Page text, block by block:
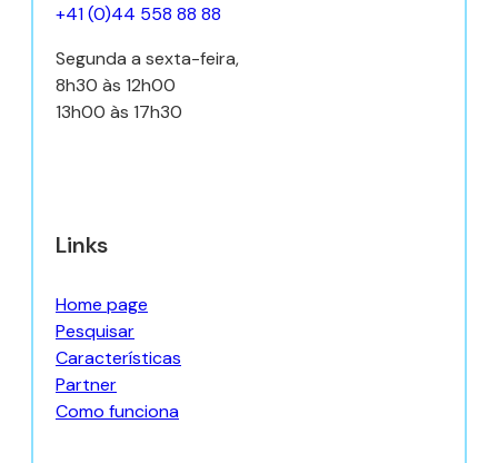
+41 (0)44 558 88 88
Segunda a sexta-feira,
8h30 às 12h00
13h00 às 17h30
Links
Home page
Pesquisar
Características
Partner
Como funciona